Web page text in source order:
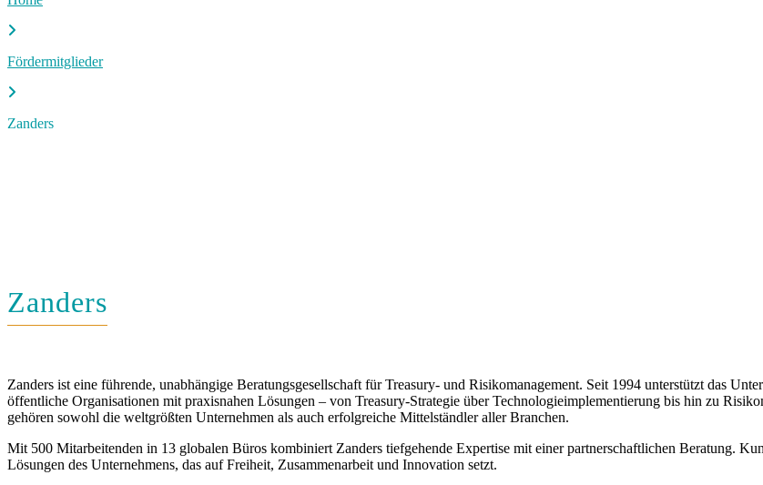
Fördermitglieder
Zanders
Zanders
Zanders ist eine führende, unabhängige Beratungsgesellschaft für Treasury- und Risikomanagement. Seit 1994 unterstützt das
öffentliche Organisationen mit praxisnahen Lösungen – von Treasury-Strategie über Technologieimplementierung bis hin zu
gehören sowohl die weltgrößten Unternehmen als auch erfolgreiche Mittelständler aller Branchen.
Mit 500 Mitarbeitenden in 13 globalen Büros kombiniert Zanders tiefgehende Expertise mit einer partnerschaftlichen Beratung.
Lösungen des Unternehmens, das auf Freiheit, Zusammenarbeit und Innovation setzt.